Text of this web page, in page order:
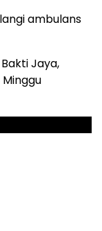
ambulans
Jaya,